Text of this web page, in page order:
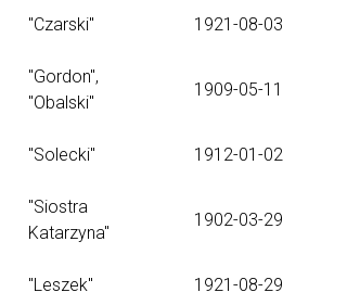
"Czarski" 1921-08-03
"Gordon",
"Obalski"
1909-05-11
"Solecki" 1912-01-02
"Siostra
Katarzyna"
1902-03-29
"Leszek" 1921-08-29